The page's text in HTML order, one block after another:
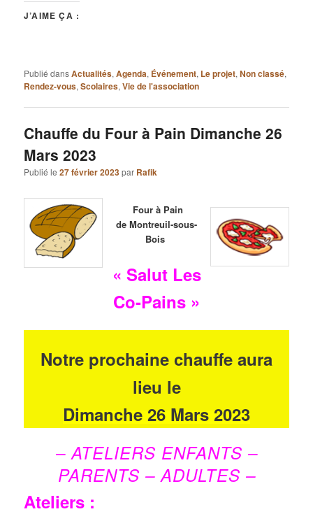
J’AIME ÇA :
Publié dansActualités,Agenda, Événement, Le projet,Non classé,
Rendez-vous,Scolaires,Vie de l'association
Chauffe du Four à Pain Dimanche 26
Mars 2023
Publié le27 février 2023par Rafik
Four à Pain
de Montreuil-sous-
Bois
« Salut Les
Co-Pains »
Notre prochaine chauffe aura
lieu le
Dimanche 26 Mars 2023
– ATELIERS ENFANTS –
PARENTS – ADULTES –
Ateliers :